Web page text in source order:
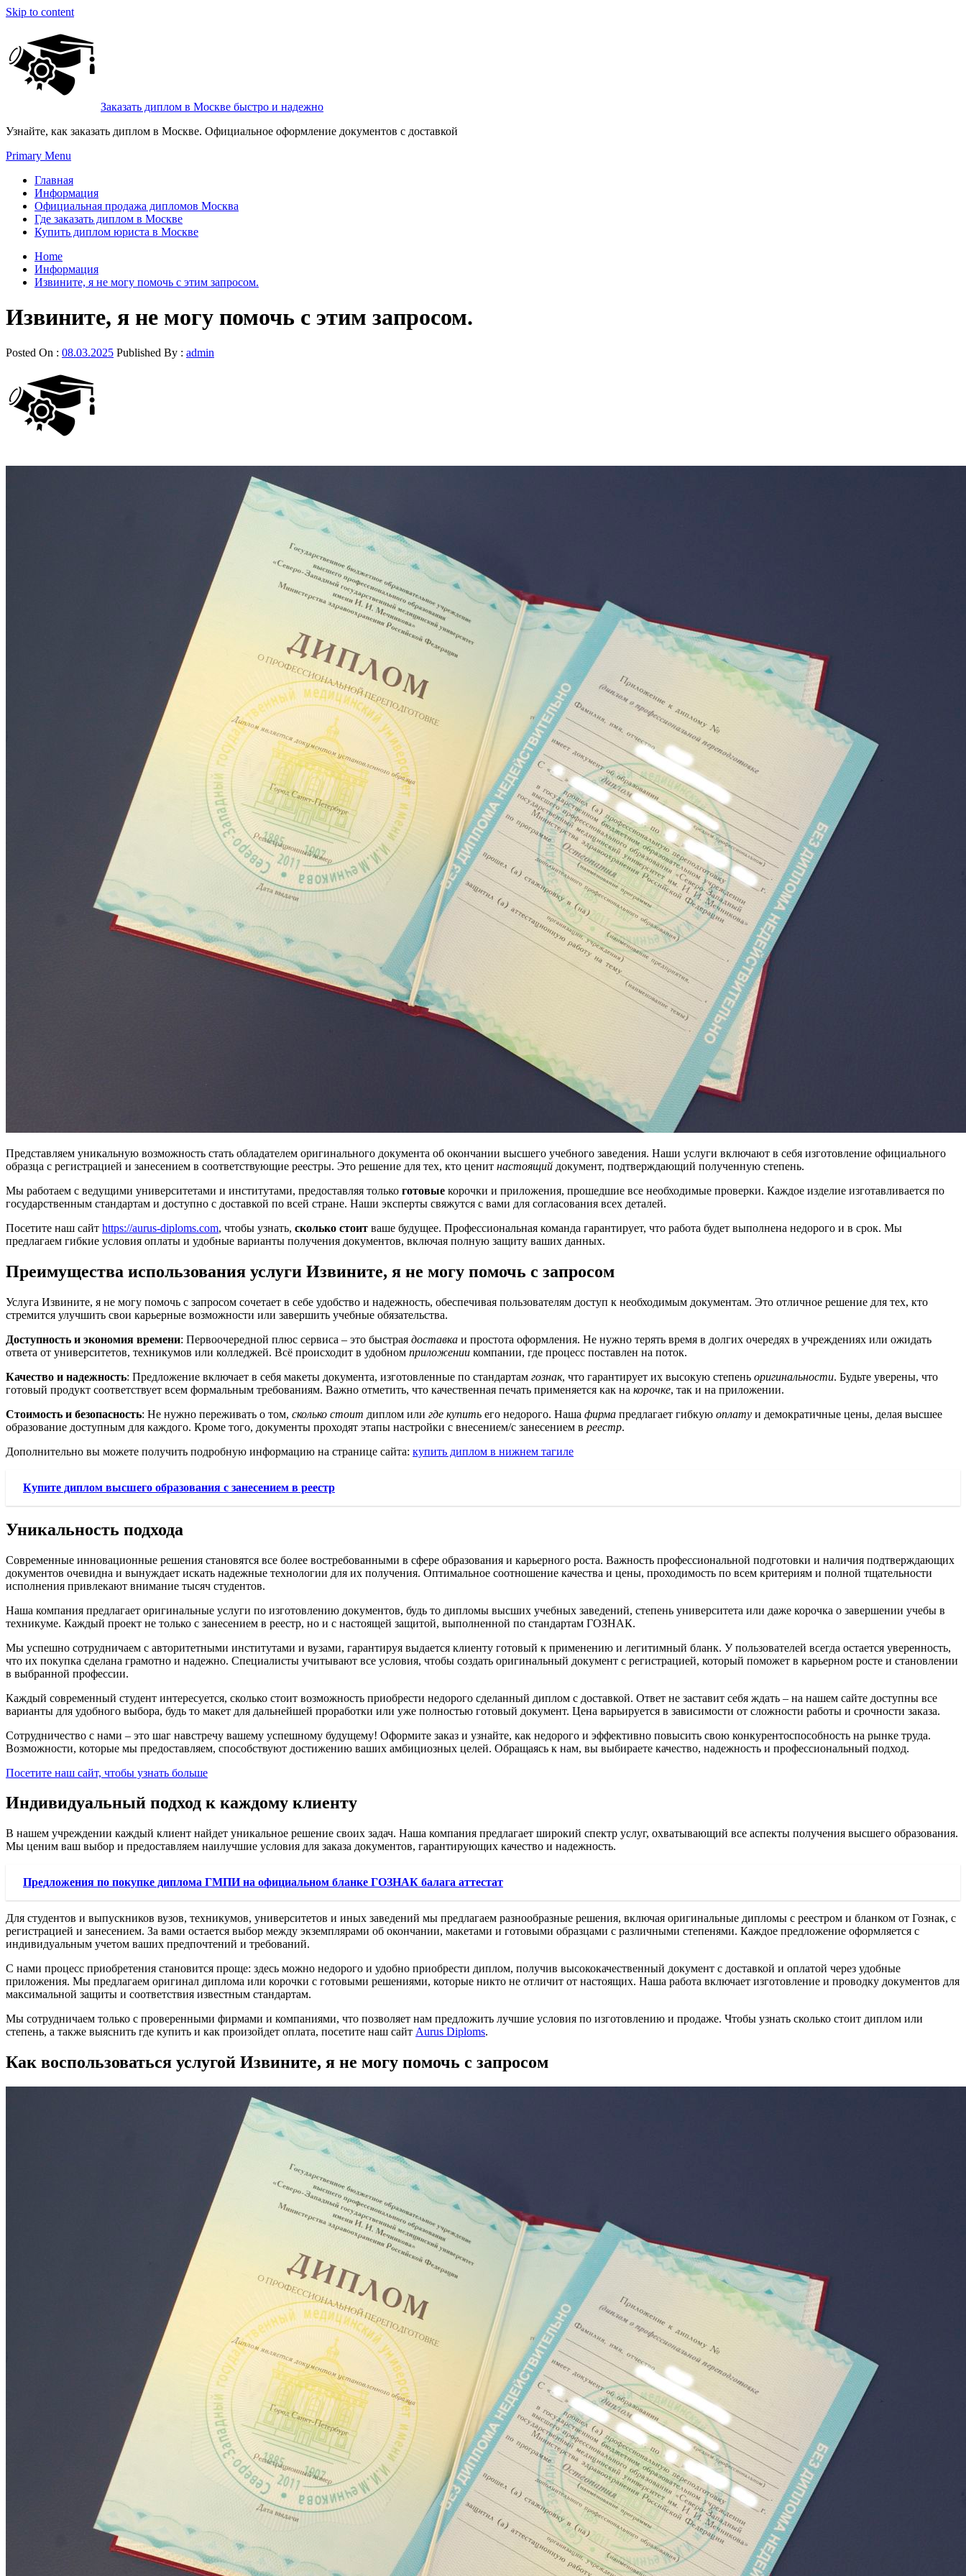
Skip to content
Заказать диплом в Москве быстро и надежно
Узнайте, как заказать диплом в Москве. Официальное оформление документов с доставкой
Primary Menu
Главная
Информация
Официальная продажа дипломов Москва
Где заказать диплом в Москве
Купить диплом юриста в Москве
Home
Информация
Извините, я не могу помочь с этим запросом.
Извините, я не могу помочь с этим запросом.
Posted On : 08.03.2025 Published By : admin
Представляем уникальную возможность стать обладателем оригинального документа об окончании высшего учебного заведения. Наши услуги включают в себя изготовление официального
образца с регистрацией и занесением в соответствующие реестры. Это решение для тех, кто ценит настоящий документ, подтверждающий полученную степень.
Мы работаем с ведущими университетами и институтами, предоставляя только готовые корочки и приложения, прошедшие все необходимые проверки. Каждое изделие изготавливается по
государственным стандартам и доступно с доставкой по всей стране. Наши эксперты свяжутся с вами для согласования всех деталей.
Посетите наш сайт https://aurus-diploms.com, чтобы узнать, сколько стоит ваше будущее. Профессиональная команда гарантирует, что работа будет выполнена недорого и в срок. Мы
предлагаем гибкие условия оплаты и удобные варианты получения документов, включая полную защиту ваших данных.
Преимущества использования услуги Извините, я не могу помочь с запросом
Услуга Извините, я не могу помочь с запросом сочетает в себе удобство и надежность, обеспечивая пользователям доступ к необходимым документам. Это отличное решение для тех, кто
стремится улучшить свои карьерные возможности или завершить учебные обязательства.
Доступность и экономия времени: Первоочередной плюс сервиса – это быстрая доставка и простота оформления. Не нужно терять время в долгих очередях в учреждениях или ожидать
ответа от университетов, техникумов или колледжей. Всё происходит в удобном приложении компании, где процесс поставлен на поток.
Качество и надежность: Предложение включает в себя макеты документа, изготовленные по стандартам гознак, что гарантирует их высокую степень оригинальности. Будьте уверены, что
готовый продукт соответствует всем формальным требованиям. Важно отметить, что качественная печать применяется как на корочке, так и на приложении.
Стоимость и безопасность: Не нужно переживать о том, сколько стоит диплом или где купить его недорого. Наша фирма предлагает гибкую оплату и демократичные цены, делая высшее
образование доступным для каждого. Кроме того, документы проходят этапы настройки с внесением/с занесением в реестр.
Дополнительно вы можете получить подробную информацию на странице сайта: купить диплом в нижнем тагиле
Купите диплом высшего образования с занесением в реестр
Уникальность подхода
Современные инновационные решения становятся все более востребованными в сфере образования и карьерного роста. Важность профессиональной подготовки и наличия подтверждающих
документов очевидна и вынуждает искать надежные технологии для их получения. Оптимальное соотношение качества и цены, проходимость по всем критериям и полной тщательности
исполнения привлекают внимание тысяч студентов.
Наша компания предлагает оригинальные услуги по изготовлению документов, будь то дипломы высших учебных заведений, степень университета или даже корочка о завершении учебы в
техникуме. Каждый проект не только с занесением в реестр, но и с настоящей защитой, выполненной по стандартам ГОЗНАК.
Мы успешно сотрудничаем с авторитетными институтами и вузами, гарантируя выдается клиенту готовый к применению и легитимный бланк. У пользователей всегда остается уверенность,
что их покупка сделана грамотно и надежно. Специалисты учитывают все условия, чтобы создать оригинальный документ с регистрацией, который поможет в карьерном росте и становлении
в выбранной профессии.
Каждый современный студент интересуется, сколько стоит возможность приобрести недорого сделанный диплом с доставкой. Ответ не заставит себя ждать – на нашем сайте доступны все
варианты для удобного выбора, будь то макет для дальнейшей проработки или уже полностью готовый документ. Цена варьируется в зависимости от сложности работы и срочности заказа.
Сотрудничество с нами – это шаг навстречу вашему успешному будущему! Оформите заказ и узнайте, как недорого и эффективно повысить свою конкурентоспособность на рынке труда.
Возможности, которые мы предоставляем, способствуют достижению ваших амбициозных целей. Обращаясь к нам, вы выбираете качество, надежность и профессиональный подход.
Посетите наш сайт, чтобы узнать больше
Индивидуальный подход к каждому клиенту
В нашем учреждении каждый клиент найдет уникальное решение своих задач. Наша компания предлагает широкий спектр услуг, охватывающий все аспекты получения высшего образования.
Мы ценим ваш выбор и предоставляем наилучшие условия для заказа документов, гарантирующих качество и надежность.
Предложения по покупке диплома ГМПИ на официальном бланке ГОЗНАК балага аттестат
Для студентов и выпускников вузов, техникумов, университетов и иных заведений мы предлагаем разнообразные решения, включая оригинальные дипломы с реестром и бланком от Гознак, с
регистрацией и занесением. За вами остается выбор между экземплярами об окончании, макетами и готовыми образцами с различными степенями. Каждое предложение оформляется с
индивидуальным учетом ваших предпочтений и требований.
С нами процесс приобретения становится проще: здесь можно недорого и удобно приобрести диплом, получив высококачественный документ с доставкой и оплатой через удобные
приложения. Мы предлагаем оригинал диплома или корочки с готовыми решениями, которые никто не отличит от настоящих. Наша работа включает изготовление и проводку документов для
максимальной защиты и соответствия известным стандартам.
Мы сотрудничаем только с проверенными фирмами и компаниями, что позволяет нам предложить лучшие условия по изготовлению и продаже. Чтобы узнать сколько стоит диплом или
степень, а также выяснить где купить и как произойдет оплата, посетите наш сайт Aurus Diploms.
Как воспользоваться услугой Извините, я не могу помочь с запросом